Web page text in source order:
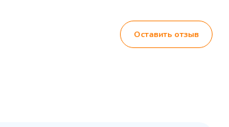
Оставить отзыв